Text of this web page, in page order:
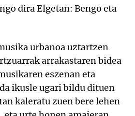
dira Elgetan: Bengo eta
urbanoa uztartzen
arrakastaren bidea
eszenan eta
ikusle ugari bildu dituen
kaleratu zuen bere lehen